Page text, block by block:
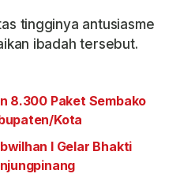
tingginya antusiasme
ibadah tersebut.
8.300 Paket Sembako
Kota
I Gelar Bhakti